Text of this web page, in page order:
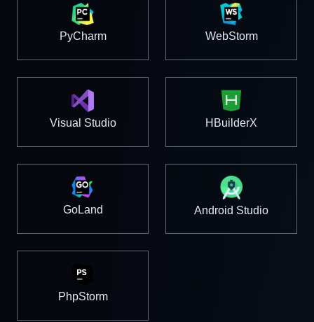
PyCharm WebStorm
Visual Studio HBuilderX
GoLand Android Studio
PhpStorm